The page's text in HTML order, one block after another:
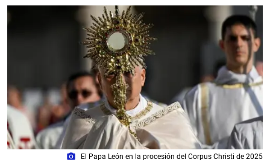
photo_camera El Papa León en la procesión del Corpus Christi de 2025